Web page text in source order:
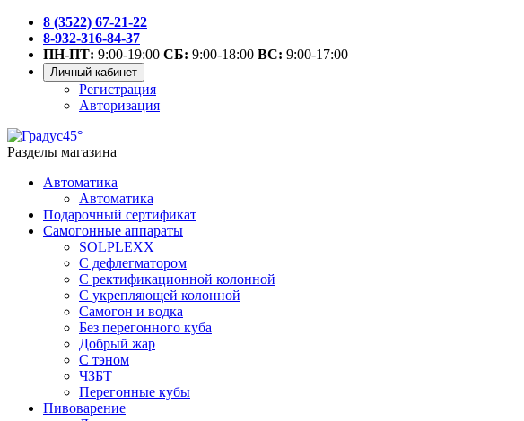
8 (3522) 67-21-22
8-932-316-84-37
ПН-ПТ: 9:00-19:00 СБ: 9:00-18:00 ВС: 9:00-17:00
Личный кабинет
Регистрация
Авторизация
Разделы магазина
Автоматика
Автоматика
Подарочный сертификат
Самогонные аппараты
SOLPLEXX
С дефлегматором
С ректификационной колонной
С укрепляющей колонной
Самогон и водка
Без перегонного куба
Добрый жар
С тэном
ЧЗБТ
Перегонные кубы
Пивоварение